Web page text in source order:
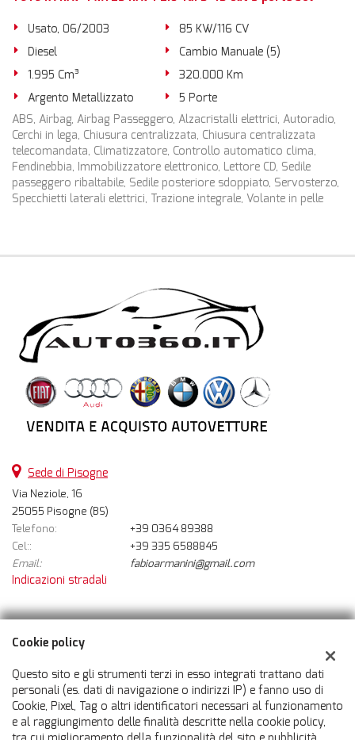
Usato, 06/2003
85 KW/116 CV
Diesel
Cambio Manuale (5)
1.995 Cm³
320.000 Km
Argento Metallizzato
5 Porte
ABS, Airbag, Airbag Passeggero, Alzacristalli elettrici, Autoradio,
Cerchi in lega, Chiusura centralizzata, Chiusura centralizzata
telecomandata, Climatizzatore, Controllo automatico clima,
Fendinebbia, Immobilizzatore elettronico, Lettore CD, Sedile
passeggero ribaltabile, Sedile posteriore sdoppiato, Servosterzo,
Specchietti laterali elettrici, Trazione integrale, Volante in pelle
Sede di Pisogne
Via Neziole, 16
25055 Pisogne (BS)
Telefono:
+39 0364 89388
Cel::
+39 335 6588845
Email:
fabioarmanini@gmail.com
Indicazioni stradali
Dati fiscali:
Auto 360 Srl
Via Neziole, 16, Pisogne (BS)
C.F/P.IVA:03598960981
Registro delle imprese:BS
Cookie policy
Questo sito e gli strumenti terzi in esso integrati trattano dati
personali (es. dati di navigazione o indirizzi IP) e fanno uso di
Cookie, Pixel, Tag o altri identificatori necessari al funzionamento
e al raggiungimento delle finalità descritte nella cookie policy,